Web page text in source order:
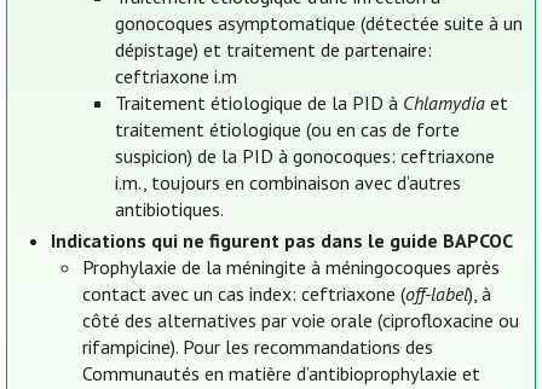
gonocoques asymptomatique (détectée suite à un
dépistage) et traitement de partenaire:
ceftriaxone i.m
Traitement étiologique de la PID à Chlamydiaet
traitement étiologique (ou en cas de forte
suspicion) de la PID à gonocoques: ceftriaxone
i.m., toujours en combinaison avec d’autres
antibiotiques.
Indications qui ne figurent pas dans le guide BAPCOC
Prophylaxie de la méningite à méningocoques après
contact avec un cas index: ceftriaxone (off-label), à
côté des alternatives par voie orale (ciprofloxacine ou
rifampicine). Pour les recommandations des
Communautés en matière d’antibioprophylaxie et